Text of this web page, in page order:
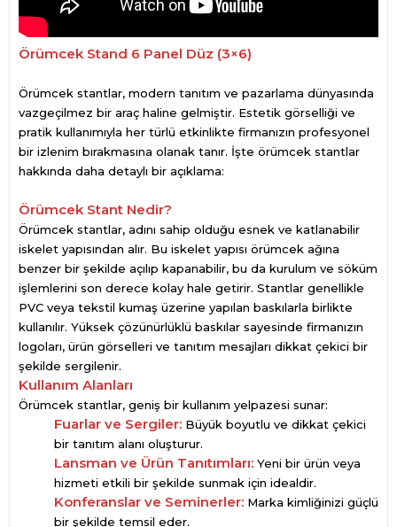
Örümcek Stand 6 Panel Düz (3×6)
Örümcek stantlar, modern tanıtım ve pazarlama dünyasında
vazgeçilmez bir araç haline gelmiştir. Estetik görselliği ve
pratik kullanımıyla her türlü etkinlikte firmanızın profesyonel
bir izlenim bırakmasına olanak tanır. İşte örümcek stantlar
hakkında daha detaylı bir açıklama:
Örümcek Stant Nedir?
Örümcek stantlar, adını sahip olduğu esnek ve katlanabilir
iskelet yapısından alır. Bu iskelet yapısı örümcek ağına
benzer bir şekilde açılıp kapanabilir, bu da kurulum ve söküm
işlemlerini son derece kolay hale getirir. Stantlar genellikle
PVC veya tekstil kumaş üzerine yapılan baskılarla birlikte
kullanılır. Yüksek çözünürlüklü baskılar sayesinde firmanızın
logoları, ürün görselleri ve tanıtım mesajları dikkat çekici bir
şekilde sergilenir.
Kullanım Alanları
Örümcek stantlar, geniş bir kullanım yelpazesi sunar:
Fuarlar ve Sergiler: Büyük boyutlu ve dikkat çekici
bir tanıtım alanı oluşturur.
Lansman ve Ürün Tanıtımları: Yeni bir ürün veya
hizmeti etkili bir şekilde sunmak için idealdir.
Konferanslar ve Seminerler: Marka kimliğinizi güçlü
bir şekilde temsil eder.